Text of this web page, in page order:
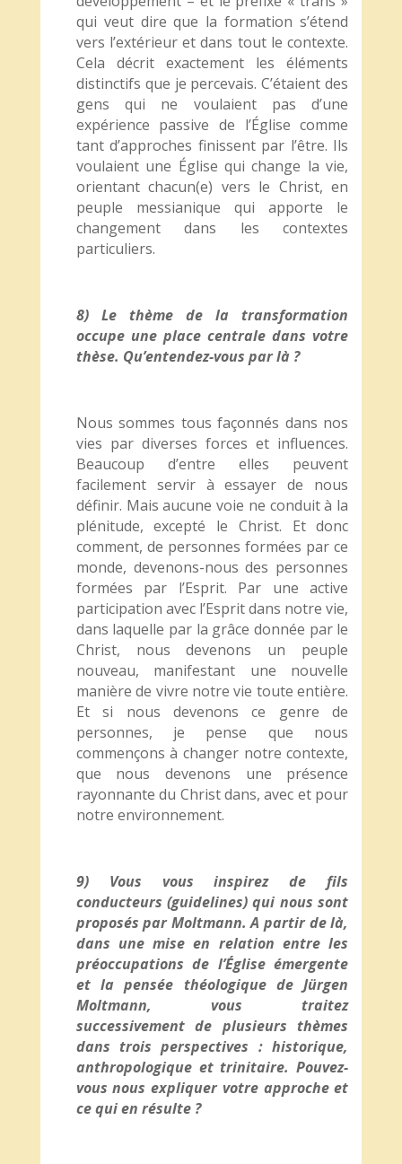
qui veut dire que la formation s’étend
vers l’extérieur et dans tout le contexte.
Cela décrit exactement les éléments
distinctifs que je percevais. C’étaient des
gens qui ne voulaient pas d’une
expérience passive de l’Église comme
tant d’approches finissent par l’être. Ils
voulaient une Église qui change la vie,
orientant chacun(e) vers le Christ, en
peuple messianique qui apporte le
changement dans les contextes
particuliers.
8) Le thème de la transformation
occupe une place centrale dans votre
thèse. Qu’entendez-vous par là ?
Nous sommes tous façonnés dans nos
vies par diverses forces et influences.
Beaucoup d’entre elles peuvent
facilement servir à essayer de nous
définir. Mais aucune voie ne conduit à la
plénitude, excepté le Christ. Et donc
comment, de personnes formées par ce
monde, devenons-nous des personnes
formées par l’Esprit. Par une active
participation avec l’Esprit dans notre vie,
dans laquelle par la grâce donnée par le
Christ, nous devenons un peuple
nouveau, manifestant une nouvelle
manière de vivre notre vie toute entière.
Et si nous devenons ce genre de
personnes, je pense que nous
commençons à changer notre contexte,
que nous devenons une présence
rayonnante du Christ dans, avec et pour
notre environnement.
9) Vous vous inspirez de fils
conducteurs (guidelines) qui nous sont
proposés par Moltmann. A partir de là,
dans une mise en relation entre les
préoccupations de l’Église émergente
et la pensée théologique de Jürgen
Moltmann, vous traitez
successivement de plusieurs thèmes
dans trois perspectives : historique,
anthropologique et trinitaire. Pouvez-
vous nous expliquer votre approche et
ce qui en résulte ?